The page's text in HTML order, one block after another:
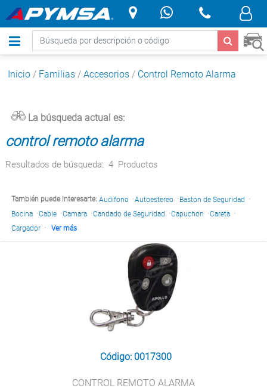
.
Inicio / Familias / Accesorios / Control Remoto Alarma
La búsqueda actual es:
control remoto alarma
Resultados de búsqueda: 4 Productos
También puede interesarte: Audifono ·Autoestereo ·Baston de Seguridad ·
Bocina ·Cable ·Camara ·Candado de Seguridad ·Capuchon ·Careta ·
Cargador · Ver más
Código: 0017300
CONTROL REMOTO ALARMA